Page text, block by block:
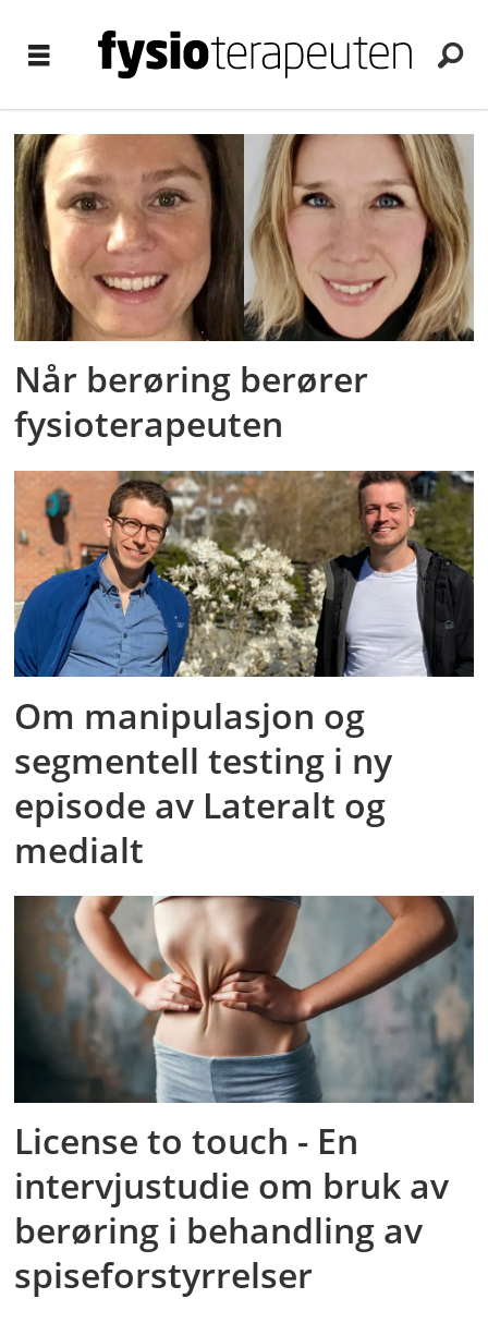
Tag:
berøring
Når berøring berører
fysioterapeuten
Om manipulasjon og
segmentell testing i ny
episode av Lateralt og
medialt
License to touch - En
intervjustudie om bruk av
berøring i behandling av
spiseforstyrrelser